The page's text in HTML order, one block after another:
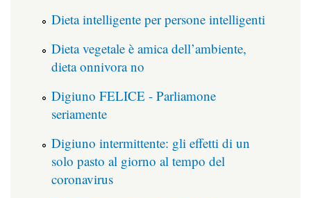
Dieta intelligente per persone intelligenti
Dieta vegetale è amica dell’ambiente,
dieta onnivora no
Digiuno FELICE - Parliamone
seriamente
Digiuno intermittente: gli effetti di un
solo pasto al giorno al tempo del
coronavirus